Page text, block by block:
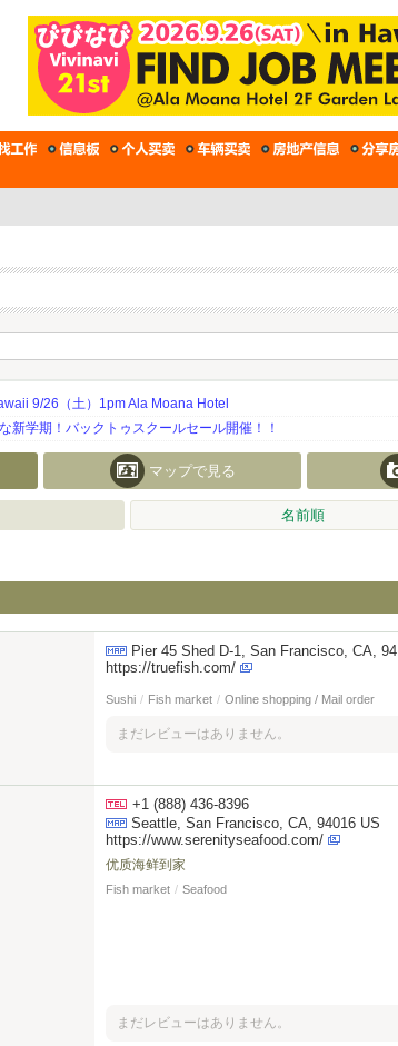
9/26（土）1pm Ala Moana Hotel
新学期！バックトゥスクールセール開催！！
マップで見る
名前順
Pier 45 Shed D-1, San Francisco, CA,
https://truefish.com/
Sushi / Fish market / Online shopping / Mail order
まだレビューはありません。
+1 (888) 436-8396
Seattle, San Francisco, CA, 94016 US
https://www.serenityseafood.com/
优质海鲜到家
Fish market / Seafood
まだレビューはありません。